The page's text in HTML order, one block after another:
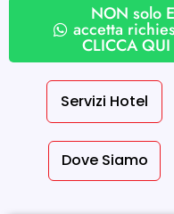
NON solo
accetta
CLICCA
Servizi Hotel
Dove Siamo